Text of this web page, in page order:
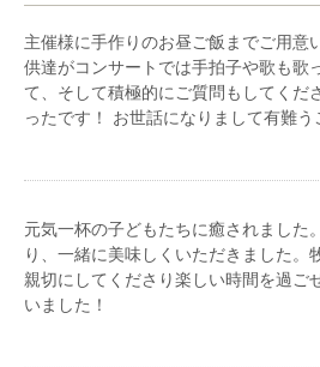
これまでにチェロを井上頼
ルーリング、青木十良の各
藤井一興の各氏に師事。ザ
ウム音楽院やアンギャン音
ギー、ユリウス・ベルガ
南仏各地や東京、広島にて
これまでにピアノを故吉田
P. Zygmanowski,
C.Colletの各氏に師事。現
ブルピアニストとして演
主催様に手作りのお昼ご飯までご用意
供達がコンサートでは手拍子や歌も歌
て、そして積極的にご質問もしてくだ
ったです！ お世話になりまして有難う
元気一杯の子どもたちに癒されました
り、一緒に美味しくいただきました。
親切にしてくださり楽しい時間を過ご
いました！